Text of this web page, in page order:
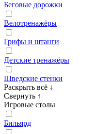
Беговые дорожки
Велотренажёры
Грифы и штанги
Детские тренажёры
Шведские стенки
Раскрыть всё ↓
Свернуть ↑
Игровые столы
Бильярд